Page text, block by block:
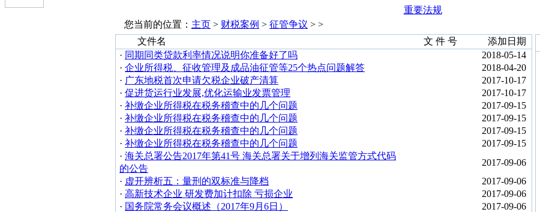
重要法规
您当前的位置： 主页 > 财税案例 > 征管争议 > >
文件名
文 件 号
添加日期
· 同期同类贷款利率情况说明你准备好了吗
2018-05-14
· 企业所得税、征收管理及成品油征管等25个热点问题解答
2018-04-20
· 广东地税首次申请欠税企业破产清算
2017-10-17
· 促进货运行业发展,优化运输业发票管理
2017-10-17
· 补缴企业所得税在税务稽查中的几个问题
2017-09-15
· 补缴企业所得税在税务稽查中的几个问题
2017-09-15
· 补缴企业所得税在税务稽查中的几个问题
2017-09-15
· 补缴企业所得税在税务稽查中的几个问题
2017-09-15
· 海关总署公告2017年第41号 海关总署关于增列海关监管方式代码
的公告
2017-09-06
· 虚开辨析五：量刑的双标准与降档
2017-09-06
· 高新技术企业 研发费加计扣除 亏损企业
2017-09-06
· 国务院常务会议概述（2017年9月6日）
2017-09-06